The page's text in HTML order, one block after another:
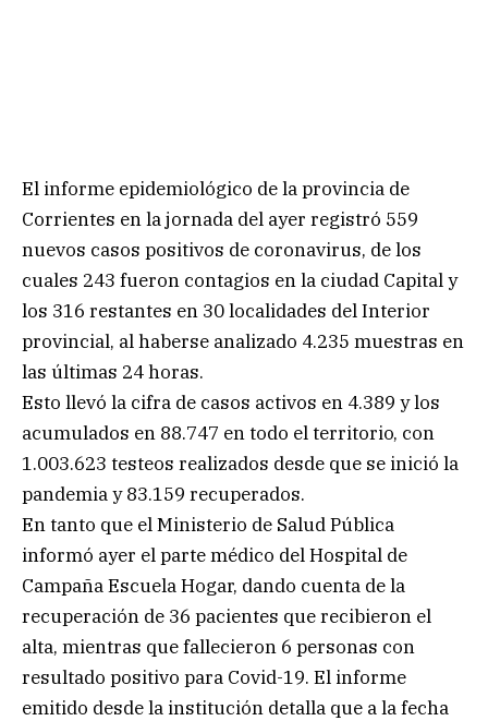
El informe epidemiológico de la provincia de
Corrientes en la jornada del ayer registró 559
nuevos casos positivos de coronavirus, de los
cuales 243 fueron contagios en la ciudad Capital y
los 316 restantes en 30 localidades del Interior
provincial, al haberse analizado 4.235 muestras en
las últimas 24 horas.
Esto llevó la cifra de casos activos en 4.389 y los
acumulados en 88.747 en todo el territorio, con
1.003.623 testeos realizados desde que se inició la
pandemia y 83.159 recuperados.
En tanto que el Ministerio de Salud Pública
informó ayer el parte médico del Hospital de
Campaña Escuela Hogar, dando cuenta de la
recuperación de 36 pacientes que recibieron el
alta, mientras que fallecieron 6 personas con
resultado positivo para Covid-19. El informe
emitido desde la institución detalla que a la fecha